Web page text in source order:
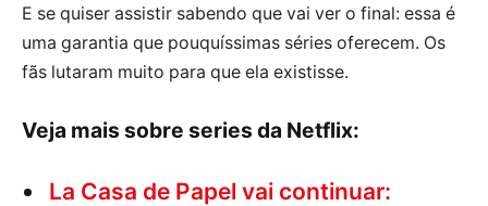
E se quiser assistir sabendo que vai ver o final: essa é
uma garantia que pouquíssimas séries oferecem. Os
fãs lutaram muito para que ela existisse.
Veja mais sobre series da Netflix:
La Casa de Papel vai continuar: